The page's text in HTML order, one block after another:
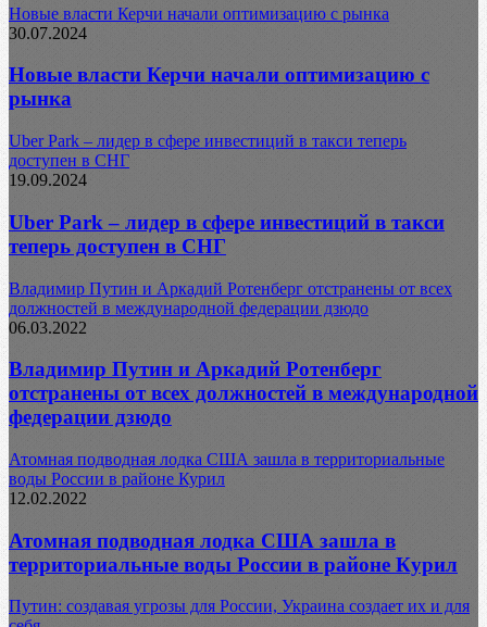
Новые власти Керчи начали оптимизацию с рынка
30.07.2024
Новые власти Керчи начали оптимизацию с
рынка
Uber Park – лидер в сфере инвестиций в такси теперь
доступен в СНГ
19.09.2024
Uber Park – лидер в сфере инвестиций в такси
теперь доступен в СНГ
Владимир Путин и Аркадий Ротенберг отстранены от всех
должностей в международной федерации дзюдо
06.03.2022
Владимир Путин и Аркадий Ротенберг
отстранены от всех должностей в международной
федерации дзюдо
Атомная подводная лодка США зашла в территориальные
воды России в районе Курил
12.02.2022
Атомная подводная лодка США зашла в
территориальные воды России в районе Курил
Путин: создавая угрозы для России, Украина создает их и для